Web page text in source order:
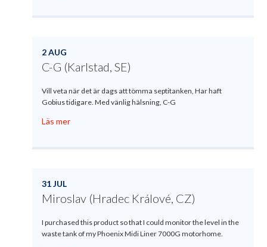
2 AUG
C-G (Karlstad, SE)
Vill veta när det är dags att tömma septitanken, Har haft
Gobius tidigare. Med vänlig hälsning, C-G
Läs mer
31 JUL
Miroslav (Hradec Králové, CZ)
I purchased this product so that I could monitor the level in the
waste tank of my Phoenix Midi Liner 7000G motorhome.